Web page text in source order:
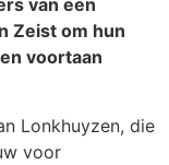
van een
Zeist om hun
voortaan
Lonkhuyzen, die
voor